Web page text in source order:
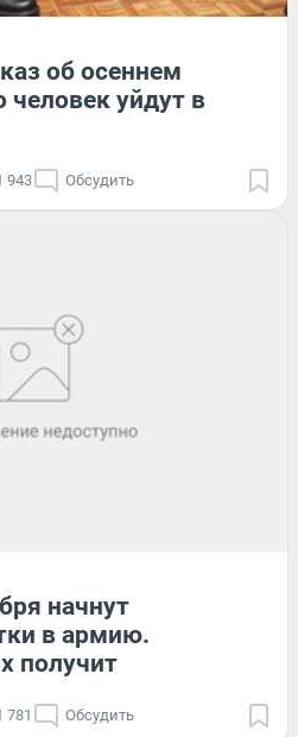
об осеннем
уйдут в
943 Обсудить
начнут
в армию.
получит
781 Обсудить